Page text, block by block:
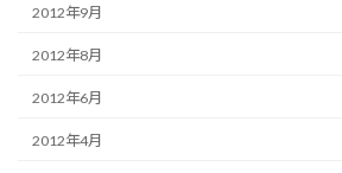
2012年9月
2012年8月
2012年6月
2012年4月